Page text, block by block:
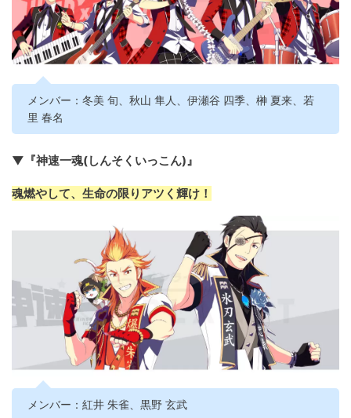
メンバー：冬美 旬、秋山 隼人、伊瀬谷 四季、榊 夏来、若
里 春名
▼『神速一魂(しんそくいっこん)』
魂燃やして、生命の限りアツく輝け！
メンバー：紅井 朱雀、黒野 玄武